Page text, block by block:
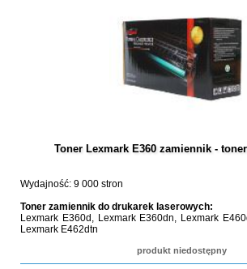
Toner Lexmark E360 zamiennik -
Wydajność: 9 000 stron
Toner zamiennik do drukarek laserowych:
Lexmark E360d, Lexmark E360dn, Lexmark
Lexmark E462dtn
produkt niedostępny